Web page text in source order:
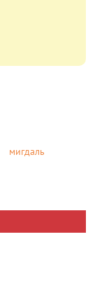
мигдаль